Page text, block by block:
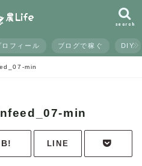
search
ロフィール ブログで稼ぐ DIY
min
min
LINE